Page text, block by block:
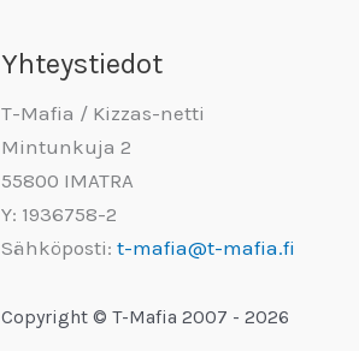
Yhteystiedot
T-Mafia / Kizzas-netti
Mintunkuja 2
55800 IMATRA
Y: 1936758-2
Sähköposti:t-mafia@t-mafia.fi
Copyright © T-Mafia 2007 - 2026